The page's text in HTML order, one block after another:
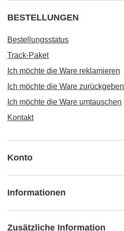
BESTELLUNGEN
Bestellungsstatus
Track-Paket
Ich möchte die Ware reklamieren
Ich möchte die Ware zurückgeben
Ich möchte die Ware umtauschen
Kontakt
Konto
Informationen
Zusätzliche Information